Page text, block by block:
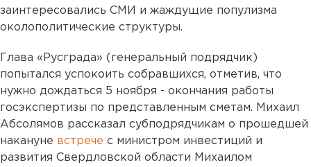
заинтересовались СМИ и жаждущие популизма
околополитические структуры.
Глава «Русграда» (генеральный подрядчик)
попытался успокоить собравшихся, отметив, что
нужно дождаться 5 ноября - окончания работы
госэкспертизы по представленным сметам. Михаил
Абсолямов рассказал субподрядчикам о прошедшей
накануне встрече с министром инвестиций и
развития Свердловской области Михаилом